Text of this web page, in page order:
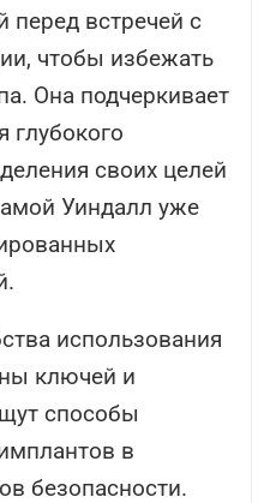
перед встречей с
чтобы избежать
Она подчеркивает
глубокого
своих целей
Уиндалл уже
использования
ключей и
способы
в
безопасности.